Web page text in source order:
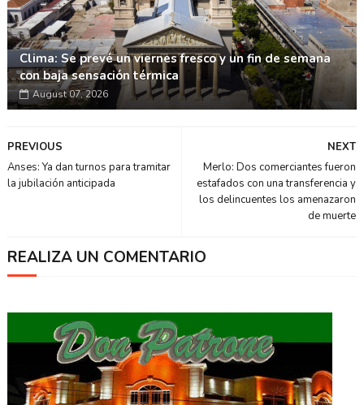
Clima: Se prevé un viernes fresco y un fin de semana
con baja sensación térmica
August 07, 2026
NEXT
Merlo: Dos comerciantes fueron
estafados con una transferencia y
los delincuentes los amenazaron
de muerte
PREVIOUS
Anses: Ya dan turnos para tramitar
la jubilación anticipada
REALIZA UN COMENTARIO